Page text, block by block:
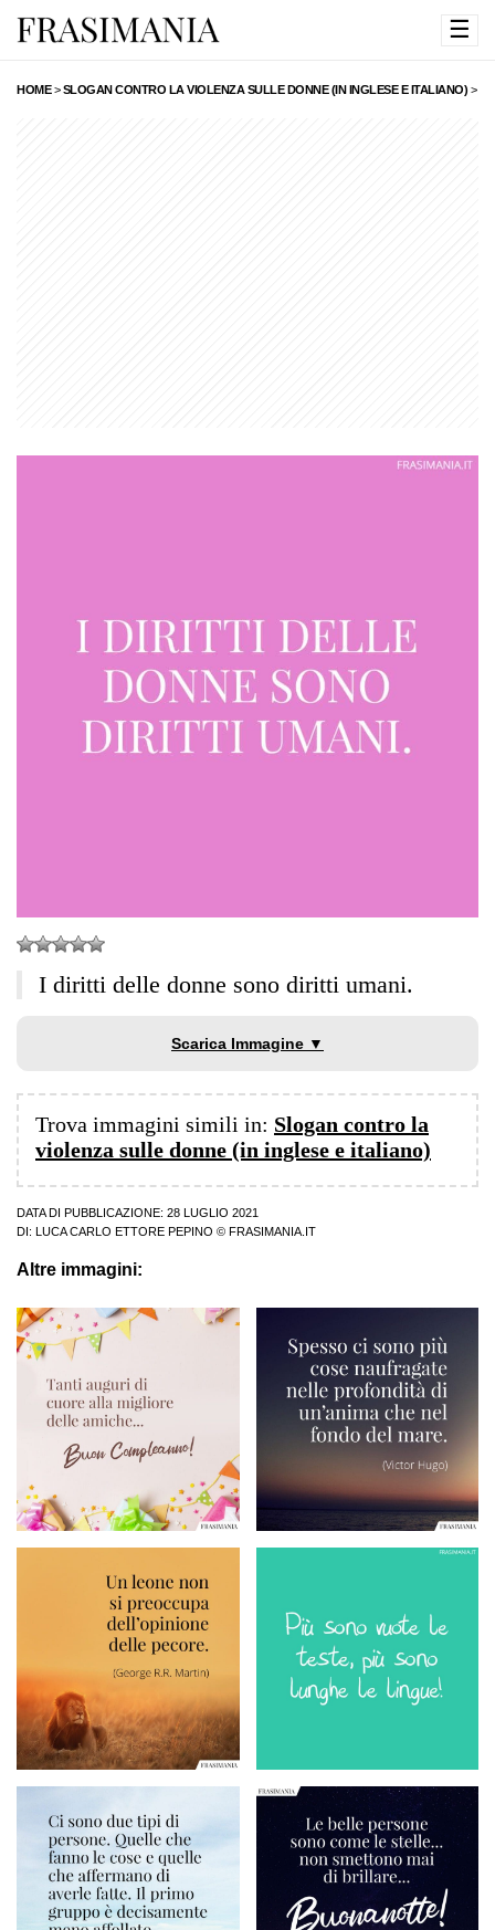
☰
HOME>SLOGAN CONTRO LA VIOLENZA SULLE DONNE (IN INGLESE E ITALIANO) >
I diritti delle donne sono diritti umani.
Scarica Immagine ▼
Trova immagini simili in: Slogan contro la
violenza sulle donne (in inglese e italiano)
DATA DI PUBBLICAZIONE: 28 LUGLIO 2021
DI:
LUCA CARLO ETTORE PEPINO © FRASIMANIA.IT
Altre immagini: